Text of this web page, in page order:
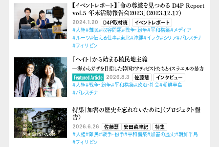
【イベントレポート】「命の尊厳を見つめる D4P Report
vol.５ 年末活動報告会2023」(2023.12.17)
2024.1.20 D4P取材班
イベントレポート
#人権#難民#収容問題#戦争・紛争#平和構築#メディア
#ルーツ#伝える仕事#東北#沖縄#イラク#シリア#パレスチナ
#フィリピン
「ヘイト」から始まる植民地主義
―海からガザを目指した韓国アクティビストたちとイスラエルの暴力
2026.8.3 佐藤慧
インタビュー
#人権#戦争・紛争#平和構築#政治・社会#朝鮮半島
#パレスチナ
特集「加害の歴史を忘れないために」（プロジェクト報
告）
2026.6.26 佐藤慧 安田菜津紀
特集
#人権#難民#戦争・紛争#平和構築#加害の歴史#朝鮮半島
#フィリピン